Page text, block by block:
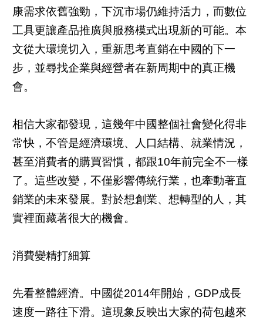
康需求依舊強勁，下沉市場仍維持活力，而數位
工具更讓產品推廣與服務模式出現新的可能。本
文從大環境切入，重新思考直銷在中國的下一
步，並尋找企業與經營者在新周期中的真正機
會。
相信大家都發現，這幾年中國整個社會變化得非
常快，不管是經濟環境、人口結構、就業情況，
甚至消費者的購買習慣，都跟10年前完全不一樣
了。這些改變，不僅影響傳統行業，也牽動著直
銷業的未來發展。對於想創業、想轉型的人，其
實裡面藏著很大的機會。
消費變精打細算
先看整體經濟。中國從2014年開始，GDP成長
速度一路往下滑。這現象反映出大家的荷包越來